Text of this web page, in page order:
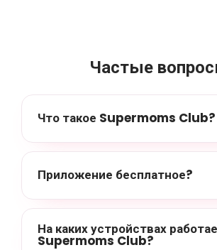
Частые
Что такое Supermoms Club?
Приложение бесплатное?
На каких устройствах
Supermoms Club?